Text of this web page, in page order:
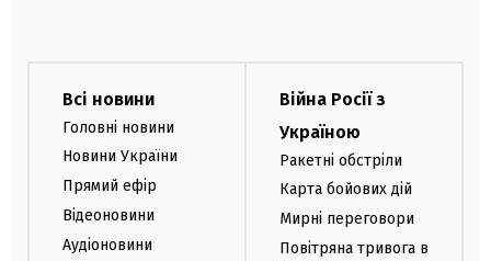
Всі новини
Головні новини
Новини України
Прямий ефір
Відеоновини
Аудіоновини
Війна Росії з
Україною
Ракетні обстріли
Карта бойових дій
Мирні переговори
Повітряна тривога в